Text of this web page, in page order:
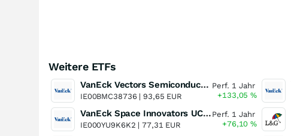
Weitere ETFs
VanEck Vectors Semiconductor UCITS ETF
IE00BMC38736 |93,65 EUR
Perf. 1 Jahr
+133,05%
VanEck Space Innovators UCITS ETF
IE000YU9K6K2 |77,31 EUR
Perf. 1 Jahr
+76,10%